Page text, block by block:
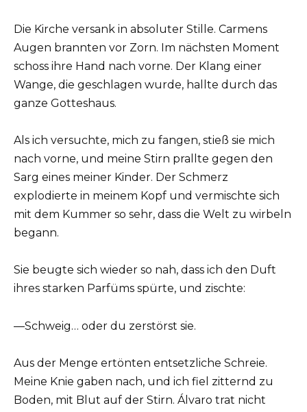
Die Kirche versank in absoluter Stille. Carmens
Augen brannten vor Zorn. Im nächsten Moment
schoss ihre Hand nach vorne. Der Klang einer
Wange, die geschlagen wurde, hallte durch das
ganze Gotteshaus.
Als ich versuchte, mich zu fangen, stieß sie mich
nach vorne, und meine Stirn prallte gegen den
Sarg eines meiner Kinder. Der Schmerz
explodierte in meinem Kopf und vermischte sich
mit dem Kummer so sehr, dass die Welt zu wirbeln
begann.
Sie beugte sich wieder so nah, dass ich den Duft
ihres starken Parfüms spürte, und zischte:
—Schweig… oder du zerstörst sie.
Aus der Menge ertönten entsetzliche Schreie.
Meine Knie gaben nach, und ich fiel zitternd zu
Boden, mit Blut auf der Stirn. Álvaro trat nicht